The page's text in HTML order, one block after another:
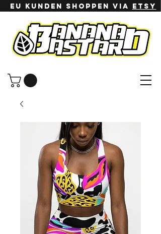
EU Kunden shoppen via ETSy